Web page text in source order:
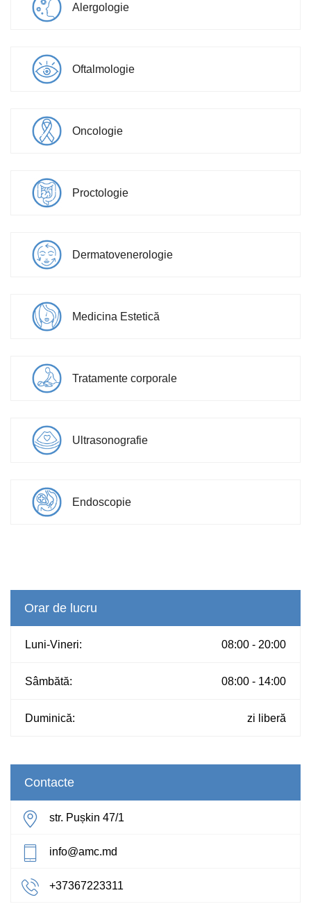
Alergologie
Oftalmologie
Oncologie
Proctologie
Dermatovenerologie
Medicina Estetică
Tratamente corporale
Ultrasonografie
Endoscopie
Orar de lucru
Luni-Vineri: 08:00 - 20:00
Sâmbătă: 08:00 - 14:00
Duminică: zi liberă
Contacte
str. Pușkin 47/1
info@amc.md
+37367223311